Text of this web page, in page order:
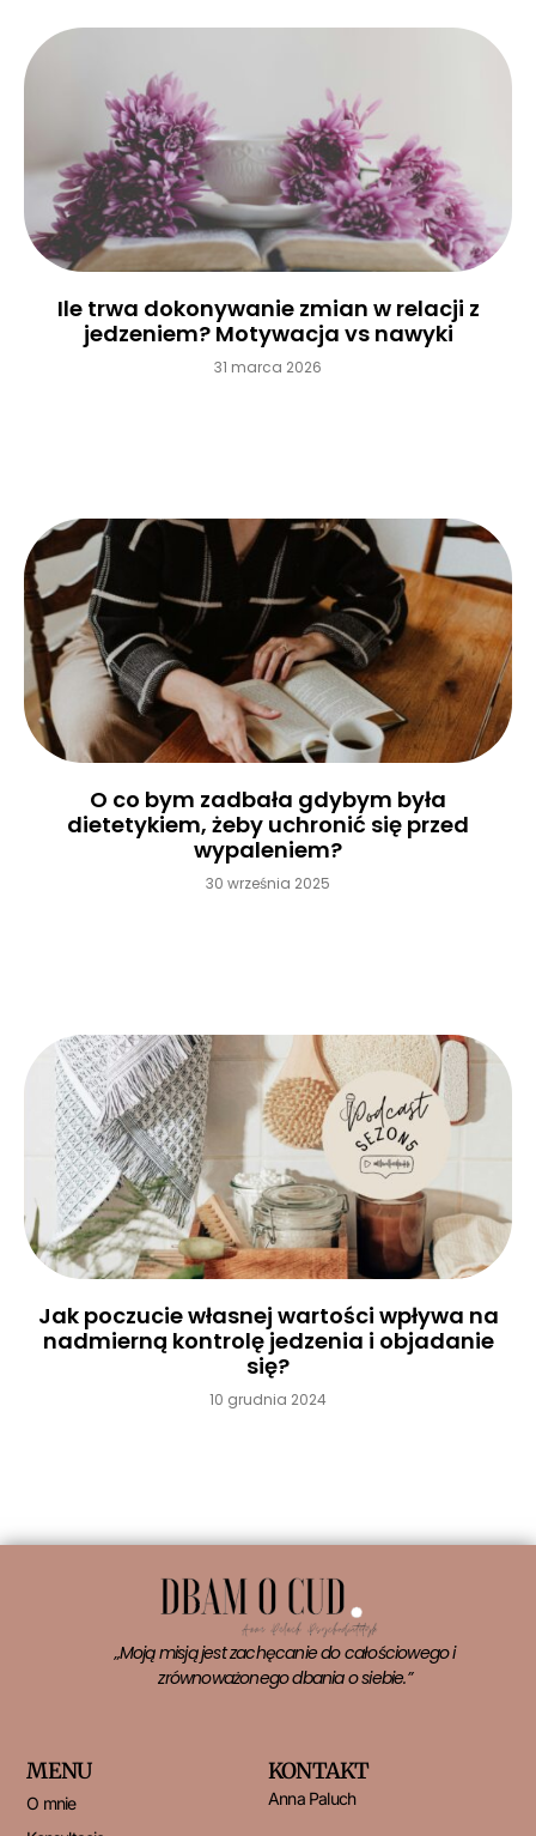
Ile trwa dokonywanie zmian w relacji z
jedzeniem? Motywacja vs nawyki
31 marca 2026
O co bym zadbała gdybym była
dietetykiem, żeby uchronić się przed
wypaleniem?
30 września 2025
Jak poczucie własnej wartości wpływa na
nadmierną kontrolę jedzenia i objadanie
się?
10 grudnia 2024
„Moją misją jest zachęcanie do całościowego i
zrównoważonego dbania o siebie.”
MENU
O mnie
KONTAKT
Anna Paluch